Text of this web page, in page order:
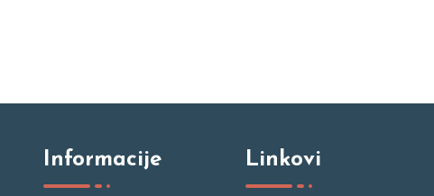
Informacije Linkovi